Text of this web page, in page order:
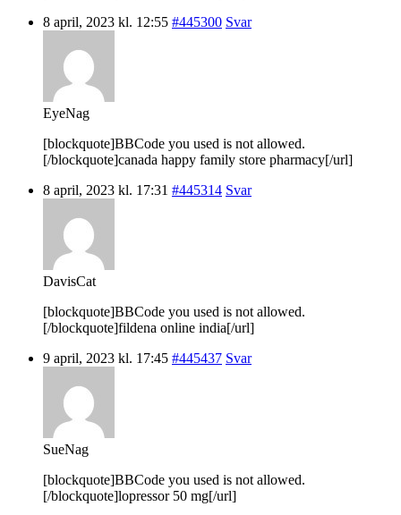
8 april, 2023 kl. 12:55 #445300 Svar
EyeNag
[blockquote]BBCode you used is not allowed.
[/blockquote]canada happy family store pharmacy[/url]
8 april, 2023 kl. 17:31 #445314 Svar
DavisCat
[blockquote]BBCode you used is not allowed.
[/blockquote]fildena online india[/url]
9 april, 2023 kl. 17:45 #445437 Svar
SueNag
[blockquote]BBCode you used is not allowed.
[/blockquote]lopressor 50 mg[/url]